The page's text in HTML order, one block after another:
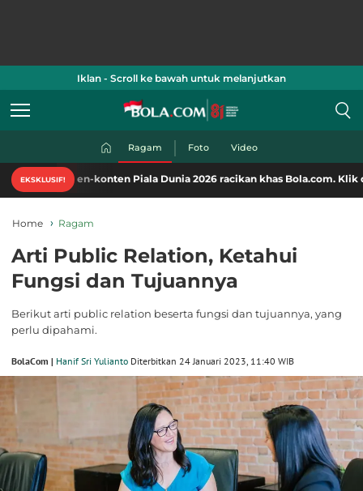
Iklan - Scroll ke bawah untuk melanjutkan
Ragam Foto Video
EKSKLUSIF!
konten Piala Dunia 2026 racikan khas Bola.com. Klik di sini!
Home Ragam
Arti Public Relation, Ketahui
Fungsi dan Tujuannya
Berikut arti public relation beserta fungsi dan tujuannya, yang
perlu dipahami.
BolaCom | Hanif Sri Yulianto Diterbitkan 24 Januari 2023, 11:40 WIB